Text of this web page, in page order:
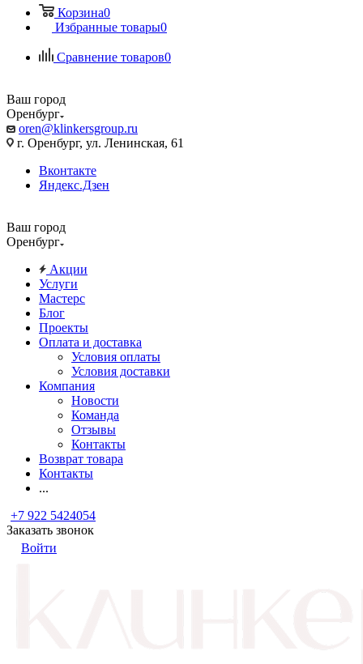
Корзина0
Избранные товары0
Сравнение товаров0
Ваш город
Оренбург
oren@klinkersgroup.ru
г. Оренбург, ул. Ленинская, 61
Вконтакте
Яндекс.Дзен
Ваш город
Оренбург
Акции
Услуги
Мастерс
Блог
Проекты
Оплата и доставка
Условия оплаты
Условия доставки
Компания
Новости
Команда
Отзывы
Контакты
Возврат товара
Контакты
...
+7 922 5424054
Заказать звонок
Войти